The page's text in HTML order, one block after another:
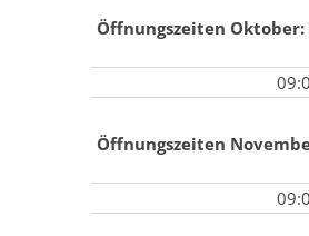
Öffnungszeiten Oktober:
Öffnungszeiten